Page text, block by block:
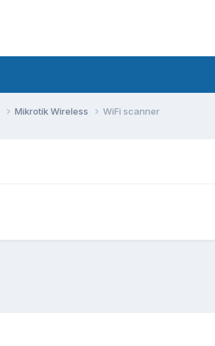
Mikrotik Wireless WiFi scanner